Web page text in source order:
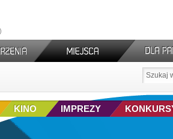
IMPREZY
KINO